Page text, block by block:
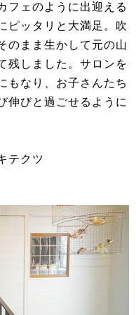
フェのように出迎える
ピッタリと大満足。吹
のまま生かして元の山
残しました。サロンを
もなり、お子さんたち
伸びと過ごせるように
テクツ